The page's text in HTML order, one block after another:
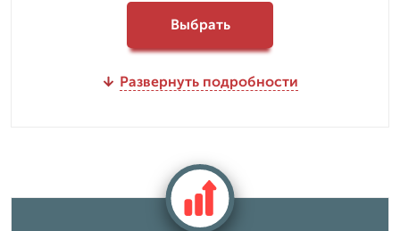
Выбрать
Развернуть подробности